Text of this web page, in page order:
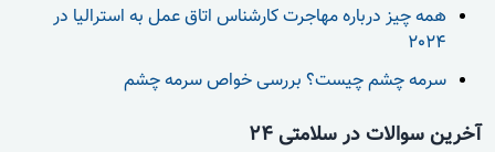
همه چیز درباره مهاجرت کارشناس اتاق عمل به استرالیا در
2024
سرمه چشم چیست؟ بررسی خواص سرمه چشم
آخرین سوالات در سلامتی 24